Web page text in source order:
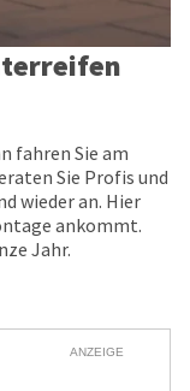
fahren Sie am
Sie Profis und
wieder an. Hier
ankommt.
Jahr.
ANZEIGE